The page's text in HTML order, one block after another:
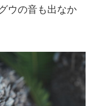
ウの音も出なか